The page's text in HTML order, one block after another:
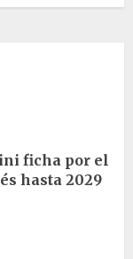
ficha por el
hasta 2029